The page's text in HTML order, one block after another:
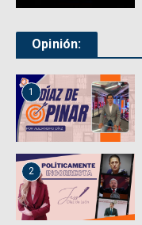
Opinión:
1
2